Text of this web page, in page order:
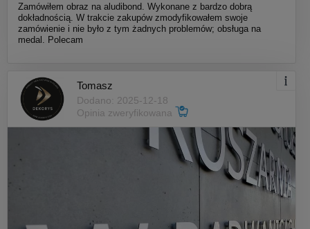
Zamówiłem obraz na aludibond. Wykonane z bardzo dobrą
dokładnością. W trakcie zakupów zmodyfikowałem swoje
zamówienie i nie było z tym żadnych problemów; obsługa na
medal. Polecam
Tomasz
Dodano: 2025-12-18
Opinia zweryfikowana